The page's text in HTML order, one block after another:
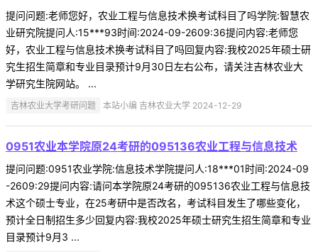
提问问题:老师您好，农业工程与信息技术换考试科目了吗学院:智慧农
业研究院提问人:15***93时间:2024-09-2609:36提问内容:老师您
好，农业工程与信息技术换考试科目了吗回复内容:我校2025年硕士研
究生招生简章和专业目录预计9月30日左右公布，请关注吉林农业大
学研究生院网站。 ...
吉林农业大学考研问题 本站小编 吉林农业大学 2024-12-29
0951农业本学院原24考研的095136农业工程与信息技术
提问问题:0951农业学院:信息技术学院提问人:18***01时间:2024-09
-2609:29提问内容:请问本学院原24考研的095136农业工程与信息技
术这个硕士专业，在25考研中是否改名，考试科目发生了哪些变化，
预计全日制招生多少回复内容:我校2025年硕士研究生招生简章和专业
目录预计9月3 ...